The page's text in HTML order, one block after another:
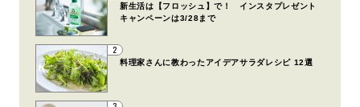
新生活は【フロッシュ】で！ インスタプレゼント
キャンペーンは3/28まで
2
料理家さんに教わったアイデアサラダレシピ 12選